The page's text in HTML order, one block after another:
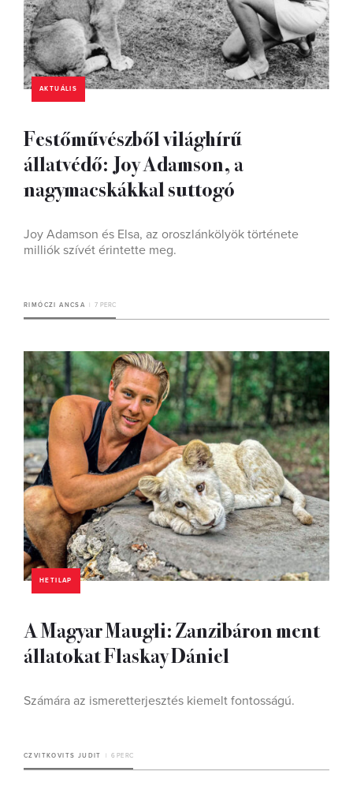
AKTUÁLIS
Festőművészből világhírű
állatvédő: Joy Adamson, a
nagymacskákkal suttogó
Joy Adamson és Elsa, az oroszlánkölyök története
milliók szívét érintette meg.
RIMÓCZI ANCSA 7 PERC
HETILAP
A Magyar Maugli: Zanzibáron ment
állatokat Flaskay Dániel
Számára az ismeretterjesztés kiemelt fontosságú.
CZVITKOVITS JUDIT 6 PERC